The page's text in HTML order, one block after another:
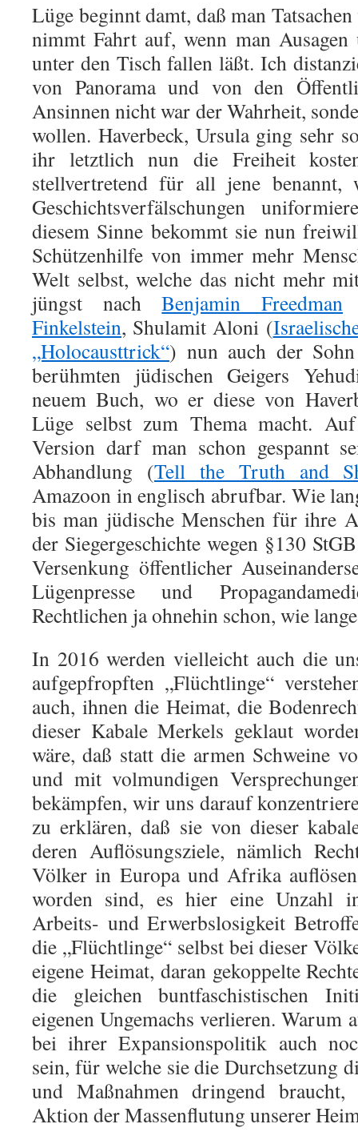
Lüge beginnt damt, daß man
nimmt Fahrt auf, wenn man Ausagen
unter den Tisch fallen läßt. Ich
von Panorama und von den
Ansinnen nicht war der Wahrheit,
wollen. Haverbeck, Ursula ging sehr
ihr letztlich nun die Freiheit
stellvertretend für all jene benannt,
Geschichtsverfälschungen
diesem Sinne bekommt sie nun
Schützenhilfe von immer mehr
Welt selbst, welche das nicht mehr
jüngst nachBenjamin Freedman
Finkelstein, Shulamit Aloni (
„Holocausttrick“) nun auch der
berühmten jüdischen Geigers
neuem Buch, wo er diese von
Lüge selbst zum Thema macht. Auf
Version darf man schon gespannt
Abhandlung (Tell the Truth and
Amazoon in englisch abrufbar. Wie
bis man jüdische Menschen für ihre
der Siegergeschichte wegen §130
Versenkung öffentlicher
Lügenpresse und
Rechtlichen ja ohnehin schon, wie
In 2016werden vielleicht auch die
aufgepfropften „Flüchtlinge“
auch, ihnen die Heimat, die
dieser Kabale Merkels geklaut
wäre, daß statt die armen Schweine
und mit volmundigen
bekämpfen, wir uns darauf
zu erklären, daß sie von dieser
deren Auflösungsziele, nämlich
Völker in Europa und Afrika
worden sind, es hier eine Unzahl
Arbeits- und Erwerbslosigkeit
die „Flüchtlinge“ selbst bei dieser
eigene Heimat, daran gekoppelte
die gleichen buntfaschistischen
eigenen Ungemachs verlieren.
bei ihrer Expansionspolitik auch
sein, für welche sie die Durchsetzung
und Maßnahmen dringend
Aktion der Massenflutung unserer